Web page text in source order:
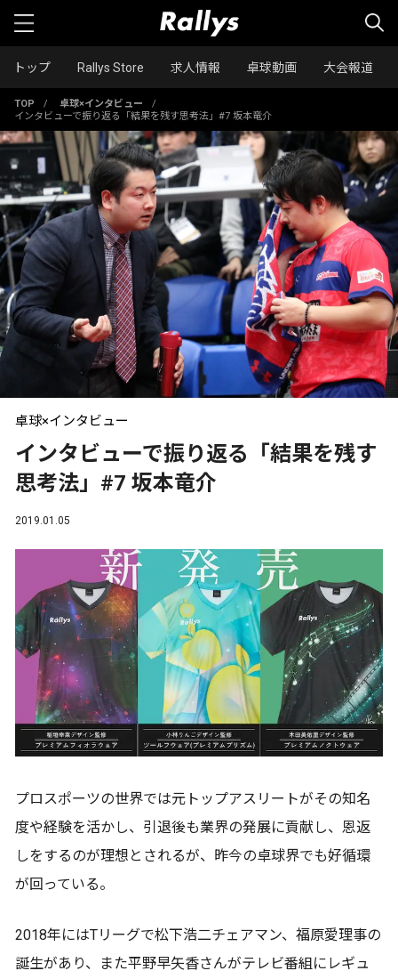
トップ Rallys Store 求人情報 卓球動画 大会報道
TOP / 卓球×インタビュー
/
インタビューで振り返る「結果を残す思考法」#7 坂本竜介
卓球×インタビュー
インタビューで振り返る「結果を残す
思考法」#7 坂本竜介
2019.01.05
プロスポーツの世界では元トップアスリートがその知名
度や経験を活かし、引退後も業界の発展に貢献し、恩返
しをするのが理想とされるが、昨今の卓球界でも好循環
が回っている。
2018年にはTリーグで松下浩二チェアマン、福原愛理事の
誕生があり、また平野早矢香さんがテレビ番組にレギュ